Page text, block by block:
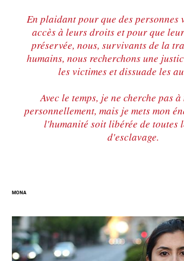
En plaidant pour que des personnes
accès à leurs droits et pour que
préservée, nous, survivants de la
humains, nous recherchons une
les victimes et dissuade les
Avec le temps, je ne cherche pas à
personnellement, mais je mets mon
l'humanité soit libérée de toutes
d'esclavage.
MONA